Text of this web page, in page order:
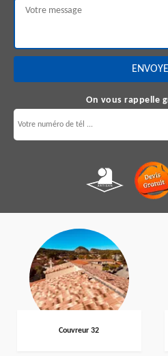
On vous rappelle
Couvreur 32